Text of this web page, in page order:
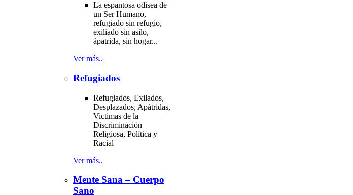
La espantosa odisea de
un Ser Humano,
refugiado sin refugio,
exiliado sin asilo,
ápatrida, sin hogar...
Ver más..
Refugiados
Refugiados, Exilados,
Desplazados, Apátridas,
Victimas de la
Discriminación
Religiosa, Política y
Racial
Ver más..
Mente Sana – Cuerpo
Sano